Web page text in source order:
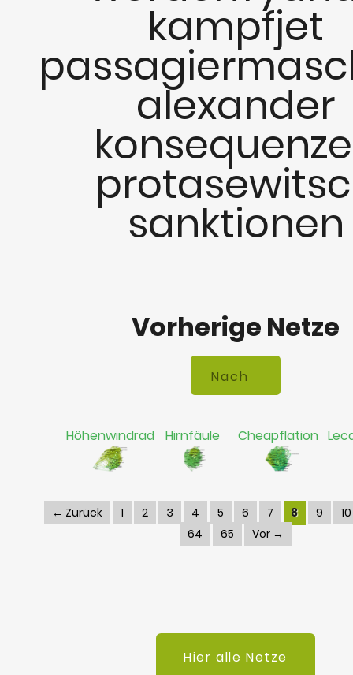
kampfjet
alexander
sanktionen
Vorherige Netze
Höhenwindrad Hirnfäule Cheapflation
← Zurück 1 2 3 4 5 6 7 8 9
10
64
65 Vor →
Hier alle Netze